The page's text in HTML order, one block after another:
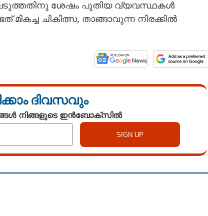
ശേഷം പുതിയ വ്യവസ്ഥകൾ
ചികിത്സ,​ താങ്ങാവുന്ന നിരക്കിൽ
ദിവസവും
നിങ്ങളുടെ ഇൻബോക്സിൽ